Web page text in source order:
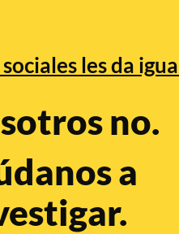
les da
no.
a
sobre la
PM